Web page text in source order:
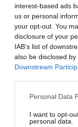
interest-based ads
us or personal
your opt-out. You
disclosure of your
IAB’s list of
also be disclosed
Downstream
Personal Data
I want to opt-
personal data.